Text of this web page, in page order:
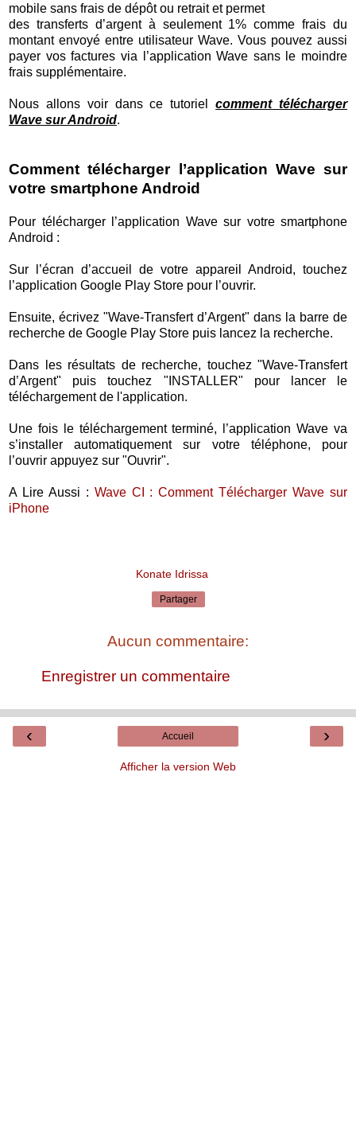
mobile sans frais de dépôt ou retrait et permet
des transferts d’argent à seulement 1% comme frais du
montant envoyé entre utilisateur Wave. Vous pouvez aussi
payer vos factures via l’application Wave sans le moindre
frais supplémentaire.
Nous allons voir dans ce tutorielcomment télécharger
Wave sur Android.
Comment télécharger l’application Wave sur
votre smartphone Android
Pour télécharger l’application Wave sur votre smartphone
Android :
Sur l’écran d’accueil de votre appareil Android, touchez
l’application Google Play Store pour l’ouvrir.
Ensuite, écrivez "Wave-Transfert d’Argent" dans la barre de
recherche de Google Play Store puis lancez la recherche.
Dans les résultats de recherche, touchez "Wave-Transfert
d’Argent" puis touchez "INSTALLER" pour lancer le
téléchargement de l'application.
Une fois le téléchargement terminé, l’application Wave va
s’installer automatiquement sur votre téléphone, pour
l’ouvrir appuyez sur "Ouvrir".
A Lire Aussi : Wave CI : Comment Télécharger Wave sur
iPhone
Konate Idrissa
Partager
Aucun commentaire:
Enregistrer un commentaire
‹ ›
Accueil
Afficher la version Web